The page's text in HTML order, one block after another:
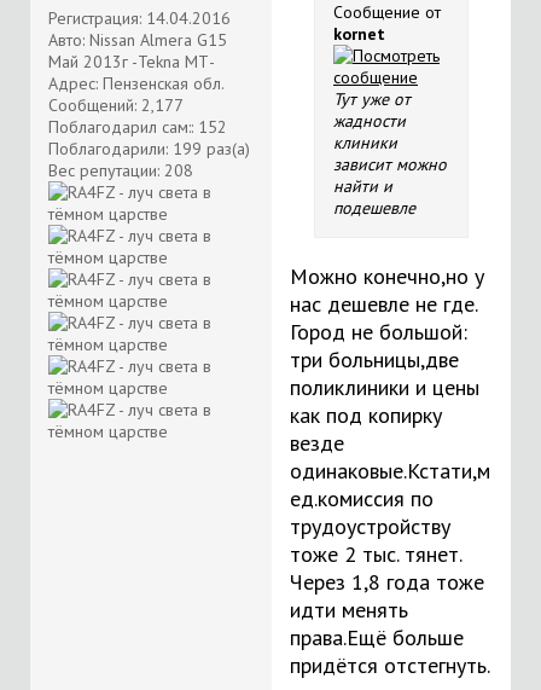
Регистрация: 14.04.2016
Авто: Nissan Almera G15
Май 2013г -Tekna МТ-
Адрес: Пензенская обл.
Сообщений: 2,177
Поблагодарил сам:: 152
Поблагодарили: 199 раз(а)
Вес репутации: 208
Сообщение от
kornet
Тут уже от
жадности
клиники
зависит можно
найти и
подешевле
Можно конечно,но у
нас дешевле не где.
Город не большой:
три больницы,две
поликлиники и цены
как под копирку
везде
одинаковые.Кстати,м
ед.комиссия по
трудоустройству
тоже 2 тыс. тянет.
Через 1,8 года тоже
идти менять
права.Ещё больше
придётся отстегнуть.